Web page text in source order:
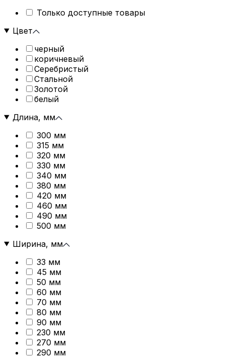
Только доступные товары
Цвет
черный
коричневый
Серебристый
Стальной
Золотой
белый
Длина, мм
300 мм
315 мм
320 мм
330 мм
340 мм
380 мм
420 мм
460 мм
490 мм
500 мм
Ширина, мм
33 мм
45 мм
50 мм
60 мм
70 мм
80 мм
90 мм
230 мм
270 мм
290 мм